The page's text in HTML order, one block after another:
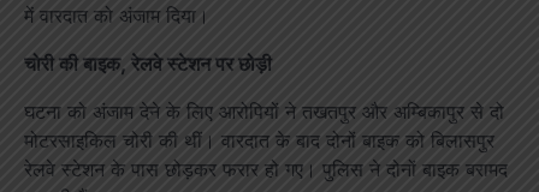
में वारदात को अंजाम दिया।
चोरी की बाइक, रेलवे स्टेशन पर छोड़ी
घटना को अंजाम देने के लिए आरोपियों ने तखतपुर और अम्बिकापुर से दो
मोटरसाइकिल चोरी की थीं। वारदात के बाद दोनों बाइक को बिलासपुर
रेलवे स्टेशन के पास छोड़कर फरार हो गए। पुलिस ने दोनों बाइक बरामद